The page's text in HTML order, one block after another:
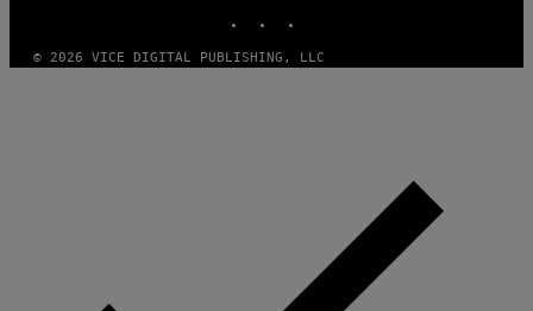
© 2026 VICE DIGITAL PUBLISHING, LLC